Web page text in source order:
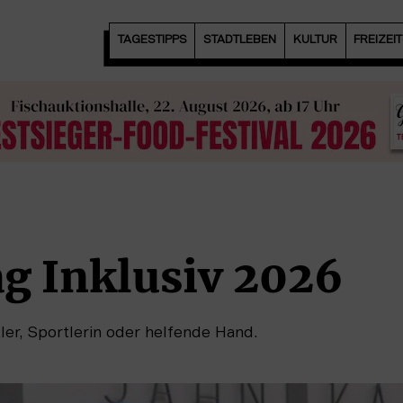
TAGESTIPPS STADTLEBEN KULTUR
Inklusiv 2026
Sportlerin oder helfende Hand.